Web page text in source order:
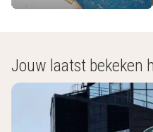
Jouw laatst bekeken